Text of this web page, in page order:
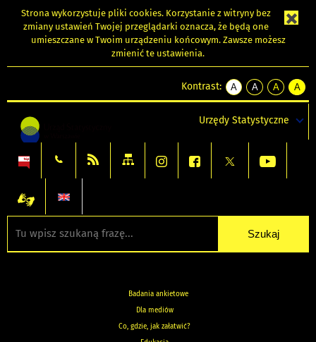
Strona wykorzystuje pliki cookies. Korzystanie z witryny bez
zmiany ustawień Twojej przeglądarki oznacza, że będą one
umieszczane w Twoim urządzeniu końcowym. Zawsze możesz
zmienić te ustawienia.
Kontrast:
A
kontrast
A
kontrast
tekst
czarnym
A
kontrast
tekst
czarnym
A
tekst
żółtym
Urzędy Statystyczne
Badania ankietowe
Dla mediów
Co, gdzie, jak załatwić?